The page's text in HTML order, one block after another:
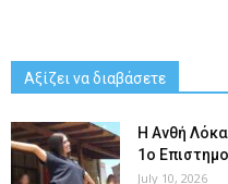
Αξίζει να διαβάσετε
Η Ανθή
1ο
July 10, 2026